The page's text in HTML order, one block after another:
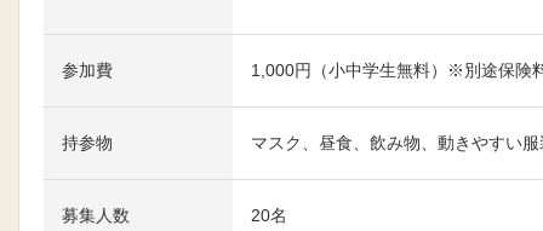
参加費 1,000円（小中学生無料）※別途保険
持参物 マスク、昼食、飲み物、動きやすい
募集人数 20名